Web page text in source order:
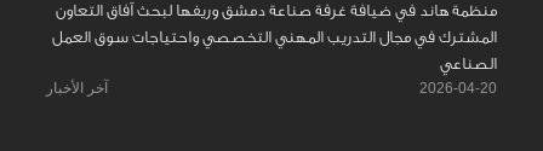
منظمة هاند في ضيافة غرفة صناعة دمشق وريفها لبحث آفاق التعاون
المشترك في مجال التدريب المهني التخصصي واحتياجات سوق العمل
الصناعي
2026-04-20 آخر الأخبار